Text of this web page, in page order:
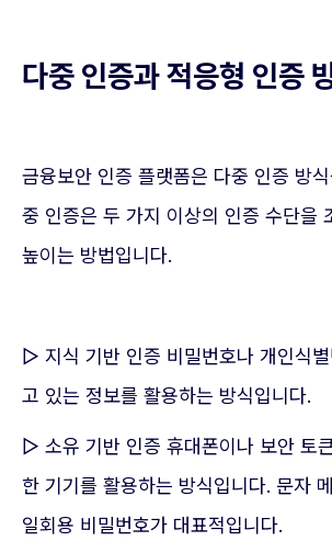
다중 인증과 적응형 인증
금융보안 인증 플랫폼은 다중 인증 방
중 인증은 두 가지 이상의 인증 수단을
높이는 방법입니다.
▷ 지식 기반 인증 비밀번호나 개인식
고 있는 정보를 활용하는 방식입니다.
▷ 소유 기반 인증 휴대폰이나 보안 토
한 기기를 활용하는 방식입니다. 문자
일회용 비밀번호가 대표적입니다.